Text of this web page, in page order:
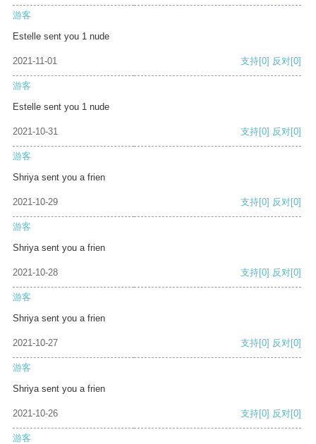
游客
Estelle sent you 1 nude
2021-11-01 支持[0] 反对[0]
游客
Estelle sent you 1 nude
2021-10-31 支持[0] 反对[0]
游客
Shriya sent you a frien
2021-10-29 支持[0] 反对[0]
游客
Shriya sent you a frien
2021-10-28 支持[0] 反对[0]
游客
Shriya sent you a frien
2021-10-27 支持[0] 反对[0]
游客
Shriya sent you a frien
2021-10-26 支持[0] 反对[0]
游客